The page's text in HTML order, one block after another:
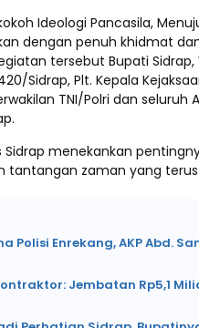
Ideologi Pancasila,
dengan penuh khidmat
tersebut Bupati Sidrap,
Sidrap, Plt. Kepala
TNI/Polri dan seluruh
Sidrap menekankan
tantangan zaman yang
Polisi Enrekang, AKP Abd.
Jembatan Rp5,1